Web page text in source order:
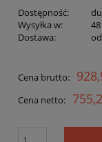
Dostępność:
Wysyłka w:
Dostawa:
Cena nie
Cena brutto:
Cena netto: